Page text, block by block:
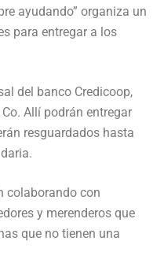
ayudando” organiza un
para entregar a los
del banco Credicoop,
Allí podrán entregar
resguardados hasta
colaborando con
y merenderos que
que no tienen una